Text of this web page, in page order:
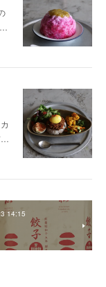
…
…
14:15